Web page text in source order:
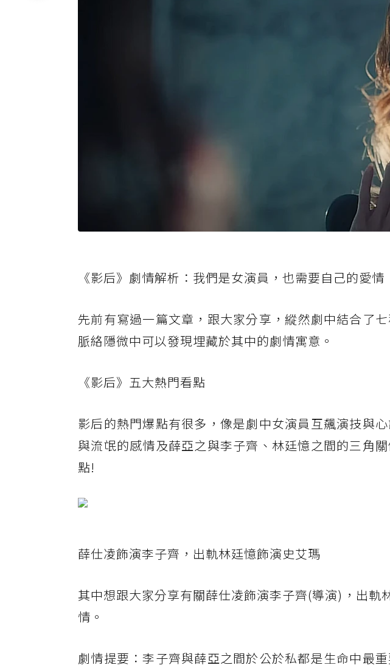
《影后》劇情解析：我們是女演員，也需要自己的愛情
先前有寫過一篇文章，跟大家分享，縱然劇中結合了
脈絡隱微中可以發現埋藏於其中的劇情寓意。
《影后》五大熱門看點
影后的熱門爆點有很多，像是劇中女演員互飆演技與
與流氓的感情及薛亞之與李子齊、林廷憶之間的三角
點!
薛仕凌飾演李子齊，出軌林廷憶飾演史艾瑪
其中想跟大家分享有關薛仕凌飾演李子齊(導演)，出軌
情。
劇情提要：李子齊與薛亞之間於公於私都是生命中最